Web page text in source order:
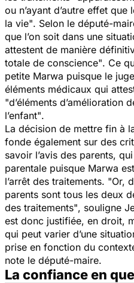
ou n’ayant d’autre effet
la vie". Selon le député-
que l’on soit dans une
attestent de manière
totale de conscience". Ce
petite Marwa puisque le
éléments médicaux qui
"d’éléments d’amélioration
l’enfant".
La décision de mettre fin à
fonde également sur des
savoir l’avis des parents,
parentale puisque Marwa
l’arrêt des traitements. "Or,
parents sont tous les deux
des traitements", souligne
est donc justifiée, en droit,
qui peut varier d’une
prise en fonction du
note le député-maire.
La confiance en